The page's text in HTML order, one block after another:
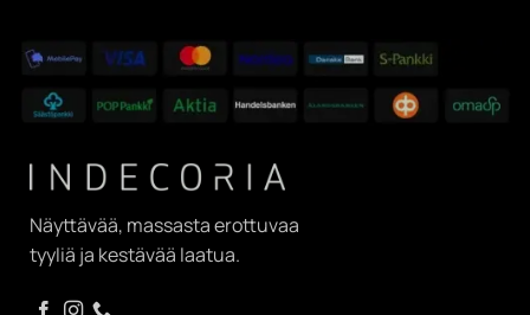
Näyttävää, massasta erottuvaa
tyyliä ja kestävää laatua.